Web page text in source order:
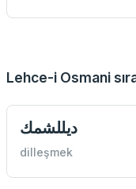
Lehce-i Osmani
ديللشمك
dilleşmek